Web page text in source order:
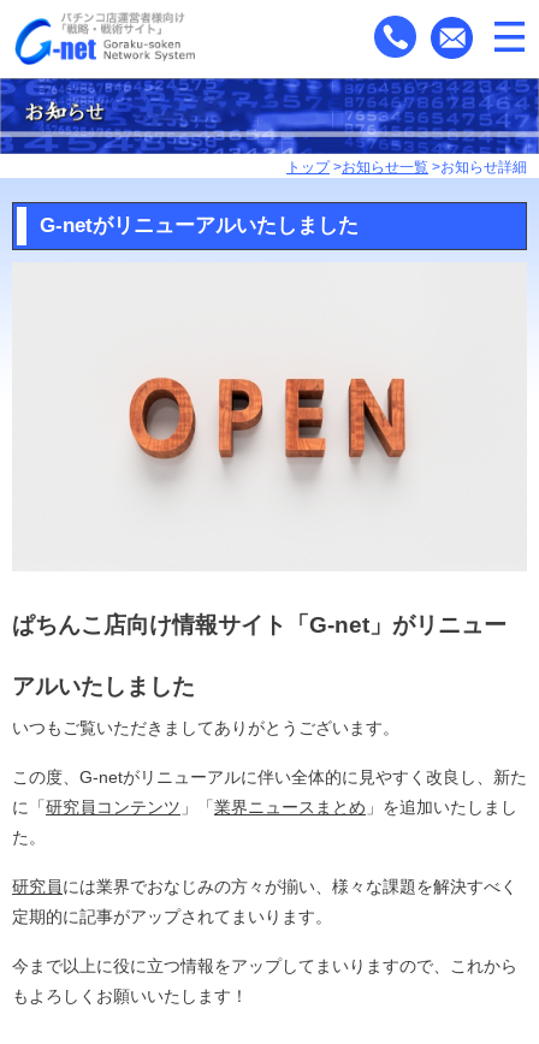
トップ>お知らせ一覧 >お知らせ詳細
G-netがリニューアルいたしました
ぱちんこ店向け情報サイト「G-net」がリニュー
アルいたしました
いつもご覧いただきましてありがとうございます。
この度、G-netがリニューアルに伴い全体的に見やすく改良し、新た
に「研究員コンテンツ 」「業界ニュースまとめ 」を追加いたしまし
た。
研究員には業界でおなじみの方々が揃い、様々な課題を解決すべく
定期的に記事がアップされてまいります。
今まで以上に役に立つ情報をアップしてまいりますので、これから
もよろしくお願いいたします！